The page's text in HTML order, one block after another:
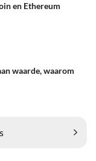
en Ethereum
waarde, waarom